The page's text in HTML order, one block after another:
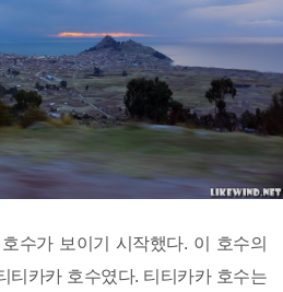
수가 보이기 시작했다. 이 호수의
티카카 호수였다. 티티카카 호수는